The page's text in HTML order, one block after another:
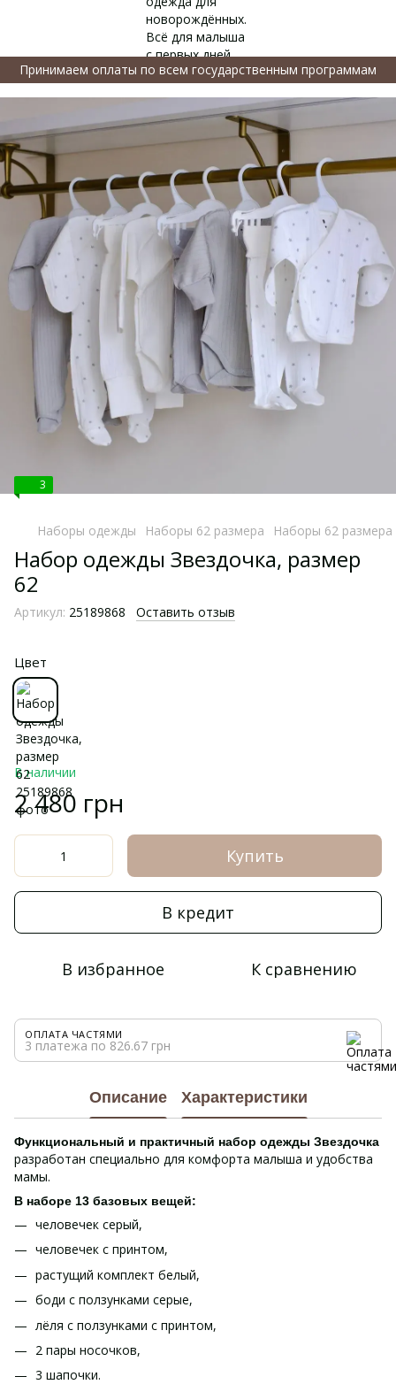
Принимаем оплаты по всем государственным программам
3
Наборы одежды Наборы 62 размера Наборы 62
Набор одежды Звездочка, размер
62
Артикул: 25189868 Оставить отзыв
Цвет
В наличии
2 480 грн
Купить
В кредит
В избранное К сравнению
ОПЛАТА ЧАСТЯМИ
3 платежа по 826.67 грн
Описание Характеристики
Функциональный и практичный набор одежды Звездочка
разработан специально для комфорта малыша и удобства
мамы.
В наборе 13 базовых вещей:
человечек серый,
человечек с принтом,
растущий комплект белый,
боди с ползунками серые,
лёля с ползунками с принтом,
2 пары носочков,
3 шапочки.